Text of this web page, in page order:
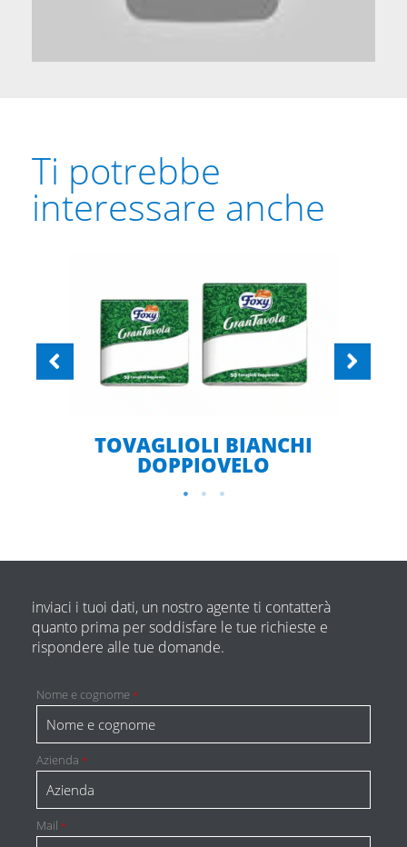
Ti potrebbe
interessare anche
TOVAGLIOLI BIANCHI
DOPPIOVELO
inviaci i tuoi dati, un nostro agente ti contatterà
quanto prima per soddisfare le tue richieste e
rispondere alle tue domande.
Nome e cognome *
Azienda *
Mail *